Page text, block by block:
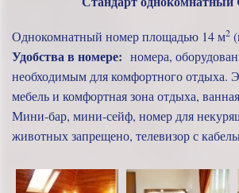
Однокомнатный номер площадью 14 м2
Удобства в номере: номера,
необходимым для комфортного отдыха.
мебель и комфортная зона отдыха,
Мини-бар, мини-сейф, номер для
животных запрещено, телевизор с